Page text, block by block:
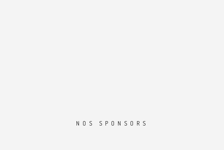
NOS SPONSORS